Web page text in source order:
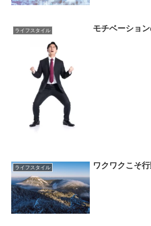
ライフスタイル モチベーショ
ライフスタイル ワクワクこそ